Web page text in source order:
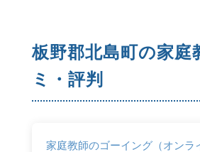
板野郡北島町の家庭
ミ・評判
家庭教師のゴーイング（オンラ